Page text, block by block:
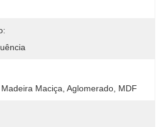
Maciça, Aglomerado, MDF